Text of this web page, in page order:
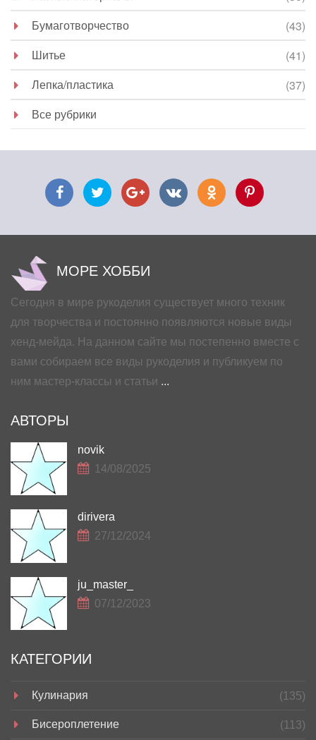
Бумаготворчество
(43)
Шитье
(41)
Лепка/пластика
(37)
Все рубрики
МОРЕ ХОББИ
Сегодня в мире рукоделия существует много техник
для творчества и постоянно появляются новые виды
хенд-мейда. На данном сайте мы постепенно вместе с
вами собираем все виды рукоделия и публикуем по
ним мастер-классы и статьи ...
АВТОРЫ
novik
14/08/2025
dirivera
27/12/2024
ju_master_
07/12/2023
КАТЕГОРИИ
Кулинария (135)
Бисероплетение (113)